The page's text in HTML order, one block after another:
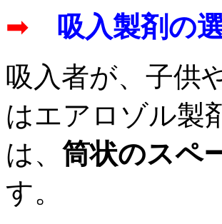
➡
吸入製剤の
吸入者が、子供
はエアロゾル製
は、 筒状のスペ
す。